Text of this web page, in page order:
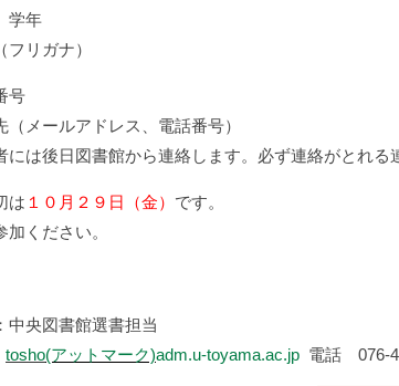
学年
フリガナ）
号
（メールアドレス、電話番号）
は後日図書館から連絡します。必ず連絡がとれる
は １０月２９日（金） です。
加ください。
中央図書館選書担当
tosho(アットマーク)adm.u-toyama.ac.jp 電話 076-